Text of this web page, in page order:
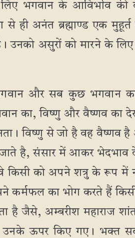
भगवान के आविर्भाव की
से ही अनंत ब्रह्माण्ड एक
उनको असुरों को मारने के
और सब कुछ भगवान
का, विष्णु और वैष्णव का
विष्णु से जो है वह वैष्णव
है, संसार में आकर भेदभाव
को अपने शत्रु के रूप में
का भोग करते हैं किसी
जैसे, अम्बरीश महाराज शांत
उनके ऊपर किए गए। भक्त